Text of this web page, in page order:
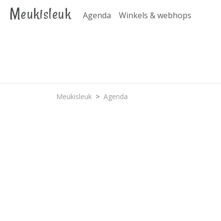
Meukisleuk Agenda Winkels & webhops
Meukisleuk Agenda